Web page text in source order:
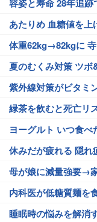
容姿と寿命 28年追跡
あたりめ 血糖値を上
体重62kg→82kgに
夏のむくみ対策 ツボ
紫外線対策がビタミ
緑茶を飲むと死亡リ
ヨーグルト いつ食べ
休みだが疲れる 隠れ
母が娘に減量強要→
内科医が低糖質麺を
睡眠時の悩みを解消